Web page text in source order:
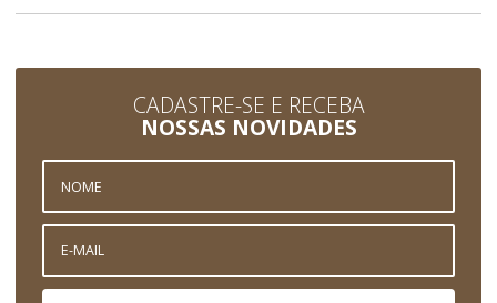
CADASTRE-SE E RECEBA
NOSSAS NOVIDADES